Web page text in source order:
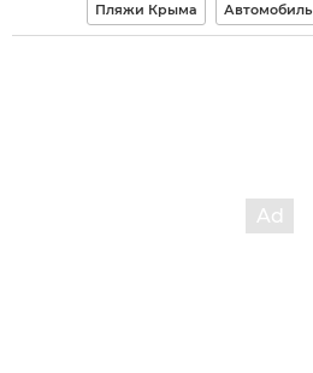
Пляжи Крыма Автомобиль